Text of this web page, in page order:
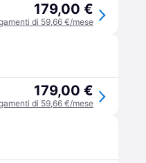
179,00 €
di 59,66 €/mese
179,00 €
di 59,66 €/mese